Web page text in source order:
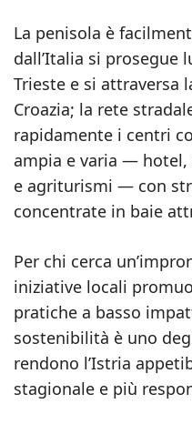
La penisola è
dall’Italia si prosegue
Trieste e si attraversa
Croazia; la rete
rapidamente i centri
ampia e varia —
e agriturismi — con
concentrate in baie
Per chi cerca
iniziative locali
pratiche a basso
sostenibilità è uno
rendono l’Istria
stagionale e più